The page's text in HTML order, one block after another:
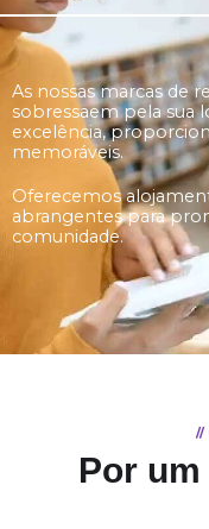
As nossas marcas de
sobressaem pela sua
excelência,
memoráveis.
Oferecemos
abrangentes para
comunidade.
//
Por